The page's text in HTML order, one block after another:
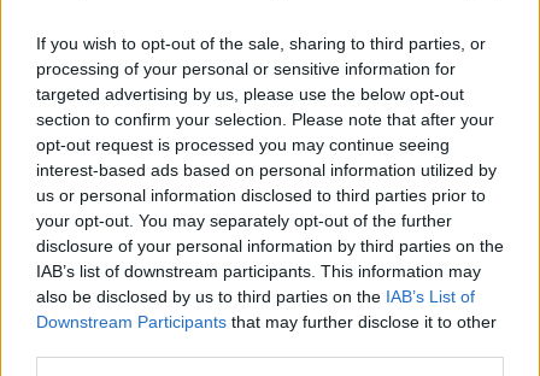
If you wish to opt-out of the sale, sharing to third parties, or
processing of your personal or sensitive information for
targeted advertising by us, please use the below opt-out
section to confirm your selection. Please note that after your
opt-out request is processed you may continue seeing
interest-based ads based on personal information utilized by
us or personal information disclosed to third parties prior to
your opt-out. You may separately opt-out of the further
disclosure of your personal information by third parties on the
IAB’s list of downstream participants. This information may
also be disclosed by us to third parties on the IAB’s List of
Downstream Participants that may further disclose it to other
tu dla Ciebie!
Każdego dnia publikujemy najważniejsze
informacje z życia Kościoła w Polsce i na świecie.
Jednak bez Twojej pomocy sprostanie temu
zadaniu będzie coraz trudniejsze.
Dlatego prosimy Cię owsparcie portalu eKAI.pl za
pośrednictwem serwisu Patronite.
Dzięki Tobie będziemy mogli realizować naszą
misję. Więcej informacji znajdziesztutaj.